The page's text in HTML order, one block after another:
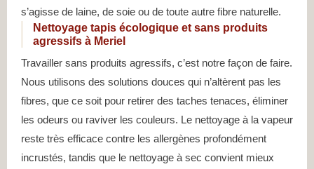
s’agisse de laine, de soie ou de toute autre fibre naturelle.
Nettoyage tapis écologique et sans produits
agressifs à Meriel
Travailler sans produits agressifs, c’est notre façon de faire.
Nous utilisons des solutions douces qui n’altèrent pas les
fibres, que ce soit pour retirer des taches tenaces, éliminer
les odeurs ou raviver les couleurs. Le nettoyage à la vapeur
reste très efficace contre les allergènes profondément
incrustés, tandis que le nettoyage à sec convient mieux